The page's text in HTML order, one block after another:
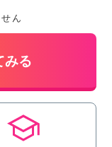
ん
みる